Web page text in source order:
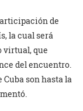
de
la cual será
virtual, que
del encuentro.
Cuba son hasta la